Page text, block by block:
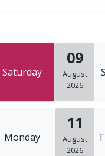
Saturday
09
August
2026
Monday
11
August
2026